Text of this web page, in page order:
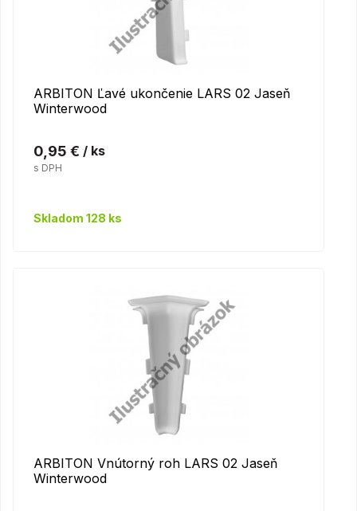
ARBITON Ľavé ukončenie LARS 02 Jaseň
Winterwood
0,95 € / ks
s DPH
Skladom 128 ks
ARBITON Vnútorný roh LARS 02 Jaseň
Winterwood